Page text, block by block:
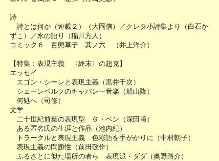
詩
詩とは何か（連載２）（大岡信）／クレタ小詩集より（白石か
ずこ）／水の語り（稲川方人）
コミック６ 百態草子 其ノ六 （井上洋介）
【特集：表現主義 〈終末〉の超克】
エッセイ
エゴン・シーレと表現主義（黒井千次）
シェーンベルクのキャバレー音楽（船山隆）
何処へ（司修）
文学
二十世紀前葉の表現型 Ｇ・ベン（深田甫）
ある匿名氏の生涯と作品（池内紀）
トラークルと表現主義 色彩語を手がかりに（中村朝子）
表現主義の問題性（前田敬作）
ふるさとに似た場所の者ら 表現派・ダダ（奥野路介）